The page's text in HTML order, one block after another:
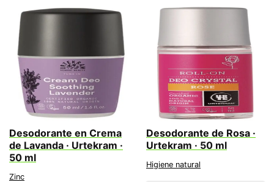
Desodorante en Crema
de Lavanda · Urtekram ·
50 ml
Zinc
Desodorante de Rosa ·
Urtekram · 50 ml
Higiene natural